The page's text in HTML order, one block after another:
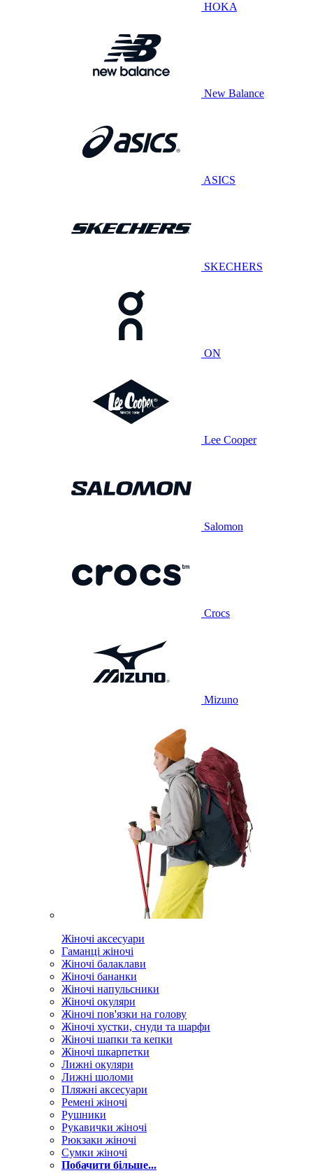
HOKA
New Balance
ASICS
SKECHERS
ON
Lee Cooper
Salomon
Crocs
Mizuno
Жіночі аксесуари
Гаманці жіночі
Жіночі балаклави
Жіночі бананки
Жіночі напульсники
Жіночі окуляри
Жіночі пов'язки на голову
Жіночі хустки, снуди та шарфи
Жіночі шапки та кепки
Жіночі шкарпетки
Лижні окуляри
Лижні шоломи
Пляжні аксесуари
Ремені жіночі
Рушники
Рукавички жіночі
Рюкзаки жіночі
Сумки жіночі
Побачити більше...